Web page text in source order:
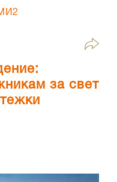
за свет